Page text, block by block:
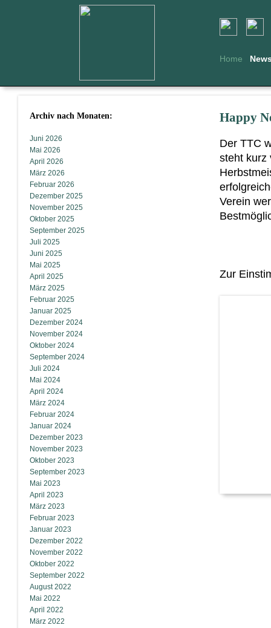
Home
Archiv nach Monaten:
Juni 2026
Mai 2026
April 2026
März 2026
Februar 2026
Dezember 2025
November 2025
Oktober 2025
September 2025
Juli 2025
Juni 2025
Mai 2025
April 2025
März 2025
Februar 2025
Januar 2025
Dezember 2024
November 2024
Oktober 2024
September 2024
Juli 2024
Mai 2024
April 2024
März 2024
Februar 2024
Januar 2024
Dezember 2023
November 2023
Oktober 2023
September 2023
Mai 2023
April 2023
März 2023
Februar 2023
Januar 2023
Dezember 2022
November 2022
Oktober 2022
September 2022
August 2022
Mai 2022
April 2022
März 2022
Happy
Der TTC
steht kurz
Verein
Zur